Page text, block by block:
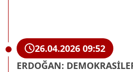
26.04.2026 09:52
ERDOĞAN: